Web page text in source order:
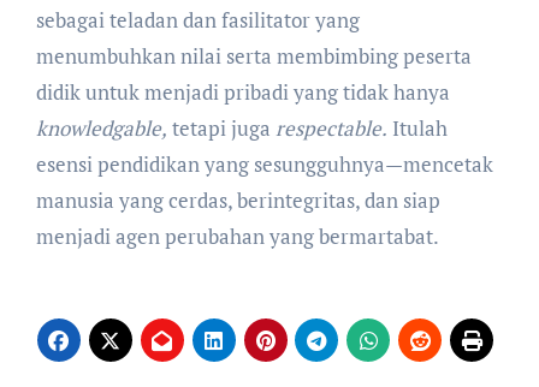
sebagai teladan dan fasilitator yang
menumbuhkan nilai serta membimbing peserta
didik untuk menjadi pribadi yang tidak hanya
knowledgable, tetapi juga respectable. Itulah
esensi pendidikan yang sesungguhnya—mencetak
manusia yang cerdas, berintegritas, dan siap
menjadi agen perubahan yang bermartabat.